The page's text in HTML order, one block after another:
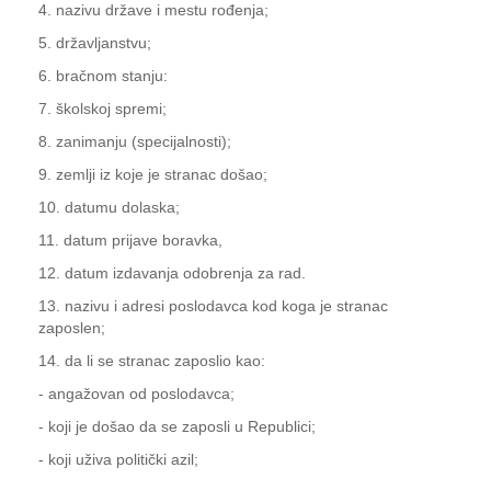
4. nazivu države i mestu rođenja;
5. državljanstvu;
6. bračnom stanju:
7. školskoj spremi;
8. zanimanju (specijalnosti);
9. zemlji iz koje je stranac došao;
10. datumu dolaska;
11. datum prijave boravka,
12. datum izdavanja odobrenja za rad.
13. nazivu i adresi poslodavca kod koga je stranac
zaposlen;
14. da li se stranac zaposlio kao:
- angažovan od poslodavca;
- koji je došao da se zaposli u Republici;
- koji uživa politički azil;